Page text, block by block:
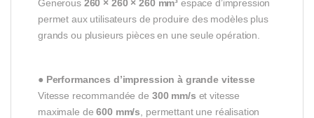
Generous 260 × 260 × 260 mm³ espace d’impression
permet aux utilisateurs de produire des modèles plus
grands ou plusieurs pièces en une seule opération.
● Performances d’impression à grande vitesse
Vitesse recommandée de 300 mm/s et vitesse
maximale de600 mm/s , permettant une réalisation